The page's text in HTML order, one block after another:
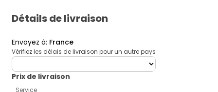
Détails de livraison
Envoyez à: France
Vérifiez les délais de livraison pour un autre pays
deliveryCountry
Prix ​​de livraison
Service